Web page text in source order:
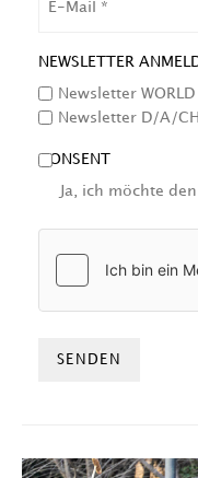
NEWSLETTER
Newsletter
Newsletter D/A/
CONSENT
Ja, ich möchte